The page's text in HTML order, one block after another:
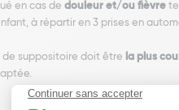
en cas de douleur et/ou fièvre
à répartir en 3 prises en
de suppositoire doit être la plus